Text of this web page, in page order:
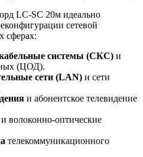
LC-SC 20м идеально
сетевой
сферах:
системы (СКС) и
(ЦОД).
сети (LAN) и сети
и абонентское телевидение
и волоконно-оптические
телекоммуникационного